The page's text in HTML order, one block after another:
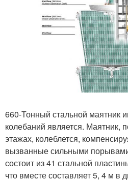
660-Тонный стальной
колебаний является. Маятник,
этажах, колеблется,
вызванные сильными
состоит из 41 стальной
что вместе составляет 5, 4 м в